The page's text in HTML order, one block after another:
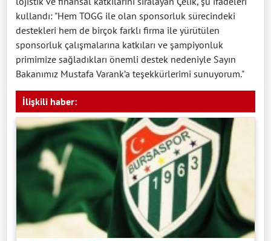
kullandı: "Hem TOGG ile olan sponsorluk sürecindeki
destekleri hem de birçok farklı firma ile yürütülen
sponsorluk çalışmalarına katkıları ve şampiyonluk
primimize sağladıkları önemli destek nedeniyle Sayın
Bakanımız Mustafa Varank’a teşekkürlerimi sunuyorum."
İlişkili haber: